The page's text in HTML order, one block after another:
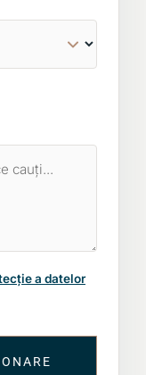
a datelor